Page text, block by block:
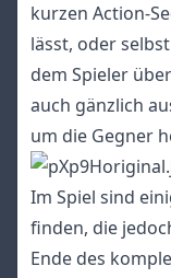
kurzen Action-
lässt, oder
dem Spieler
auch gänzlich
um die Gegner
Im Spiel sind
finden, die
Ende des